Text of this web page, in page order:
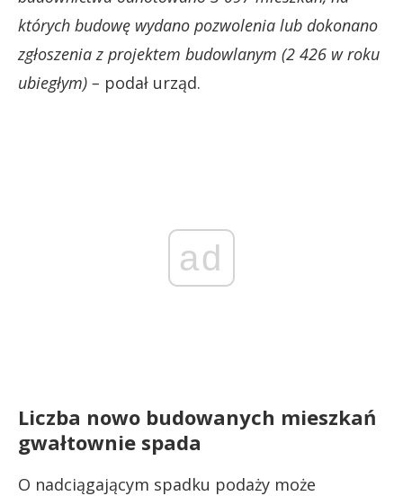
których budowę wydano pozwolenia lub dokonano
zgłoszenia z projektem budowlanym (2 426 w roku
ubiegłym) – podał urząd.
ad
Liczba nowo budowanych mieszkań
gwałtownie spada
O nadciągającym spadku podaży może